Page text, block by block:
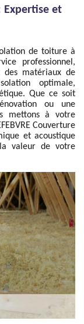
Expertise et
de toiture à
professionnel,
des matériaux de
optimale,
Que ce soit
ou une
mettons à votre
Couverture
et acoustique
valeur de votre